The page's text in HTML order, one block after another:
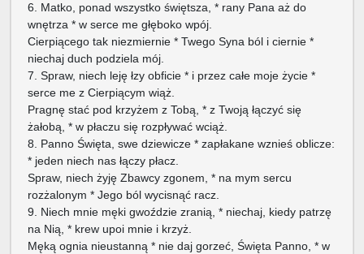
6. Matko, ponad wszystko świętsza, * rany Pana aż do
wnętrza * w serce me głęboko wpój.
Cierpiącego tak niezmiernie * Twego Syna ból i ciernie *
niechaj duch podziela mój.
7. Spraw, niech leję łzy obficie * i przez całe moje życie *
serce me z Cierpiącym wiąż.
Pragnę stać pod krzyżem z Tobą, * z Twoją łączyć się
żałobą, * w płaczu się rozpływać wciąż.
8. Panno Święta, swe dziewicze * zapłakane wznieś oblicze:
* jeden niech nas łączy płacz.
Spraw, niech żyję Zbawcy zgonem, * na mym sercu
rozżalonym * Jego ból wycisnąć racz.
9. Niech mnie męki gwoździe zranią, * niechaj, kiedy patrzę
na Nią, * krew upoi mnie i krzyż.
Męką ognia nieustanną * nie daj gorzeć, Święta Panno, * w